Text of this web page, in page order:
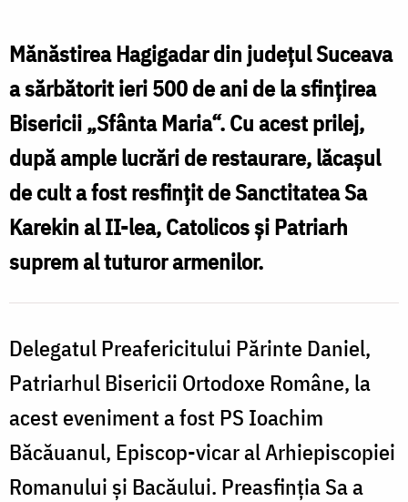
Mănăstirea
Hagigadar
Mănăstirea Hagigadar din judeţul Suceava
a sărbătorit ieri 500 de ani de la sfinţirea
Bisericii „Sfânta Maria“. Cu acest prilej,
după ample lucrări de restaurare, lăcaşul
de cult a fost resfinţit de Sanctitatea Sa
Karekin al II-lea, Catolicos şi Patriarh
suprem al tuturor armenilor.
Delegatul Preafericitului Părinte Daniel,
Patriarhul Bisericii Ortodoxe Române, la
acest eveniment a fost PS Ioachim
Băcăuanul, Episcop-vicar al Arhiepiscopiei
Romanului şi Bacăului. Preasfinţia Sa a